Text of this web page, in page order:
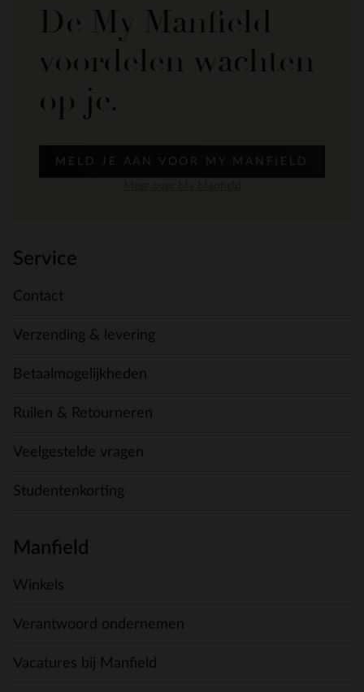
De My Manfield
voordelen wachten
op je.
MELD JE AAN VOOR MY MANFIELD
Service
Contact
Verzending & levering
Betaalmogelijkheden
Ruilen & Retourneren
Veelgestelde vragen
Studentenkorting
Manfield
Winkels
Verantwoord ondernemen
Vacatures bij Manfield